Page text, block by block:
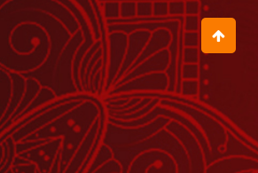
July 25, 2026
शुक्रवार का माँ लक्ष्मी और शुक्र देव से क्या है
संबंध?
July 24, 2026